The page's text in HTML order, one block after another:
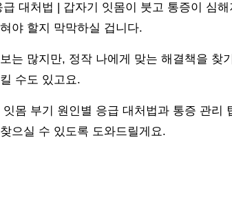
급 대처법 | 갑자기 잇몸이 붓고 통증이 심
야 할지 막막하실 겁니다.
는 많지만, 정작 나에게 맞는 해결책을 찾
수도 있고요.
잇몸 부기 원인별 응급 대처법과 통증 관리
으실 수 있도록 도와드릴게요.